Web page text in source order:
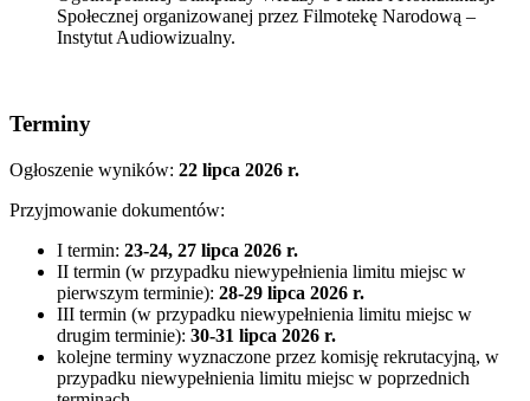
Społecznej organizowanej przez Filmotekę Narodową –
Instytut Audiowizualny.
Terminy
Ogłoszenie wyników: 22 lipca 2026 r.
Przyjmowanie dokumentów:
I termin: 23-24, 27 lipca 2026 r.
II termin (w przypadku niewypełnienia limitu miejsc w
pierwszym terminie): 28-29 lipca 2026 r.
III termin (w przypadku niewypełnienia limitu miejsc w
drugim terminie): 30-31 lipca 2026 r.
kolejne terminy wyznaczone przez komisję rekrutacyjną, w
przypadku niewypełnienia limitu miejsc w poprzednich